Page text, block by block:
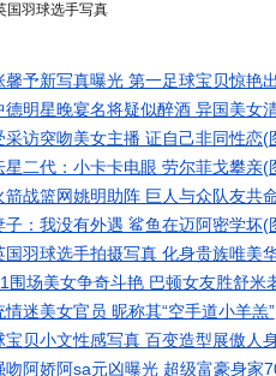
国羽球选手写真
馨予新写真曝光 第一足球宝贝惊艳
德明星晚宴名将疑似醉酒 异国美女
采访突吻美女主播 证自己非同性恋(
星二代：小卡卡电眼 劳尔菲戈攀亲(
箭战篮网姚明助阵 巨人与众队友共
子：我没有外遇 鲨鱼在迈阿密学坏(
国羽球选手拍摄写真 化身贵族唯美
围场美女争奇斗艳 巴顿女友胜舒米
情迷美女官员 昵称其“空手道小羊羔”
宝贝小文性感写真 百变造型展傲人
吻阿娇阿sa元凶曝光 超级富豪身家